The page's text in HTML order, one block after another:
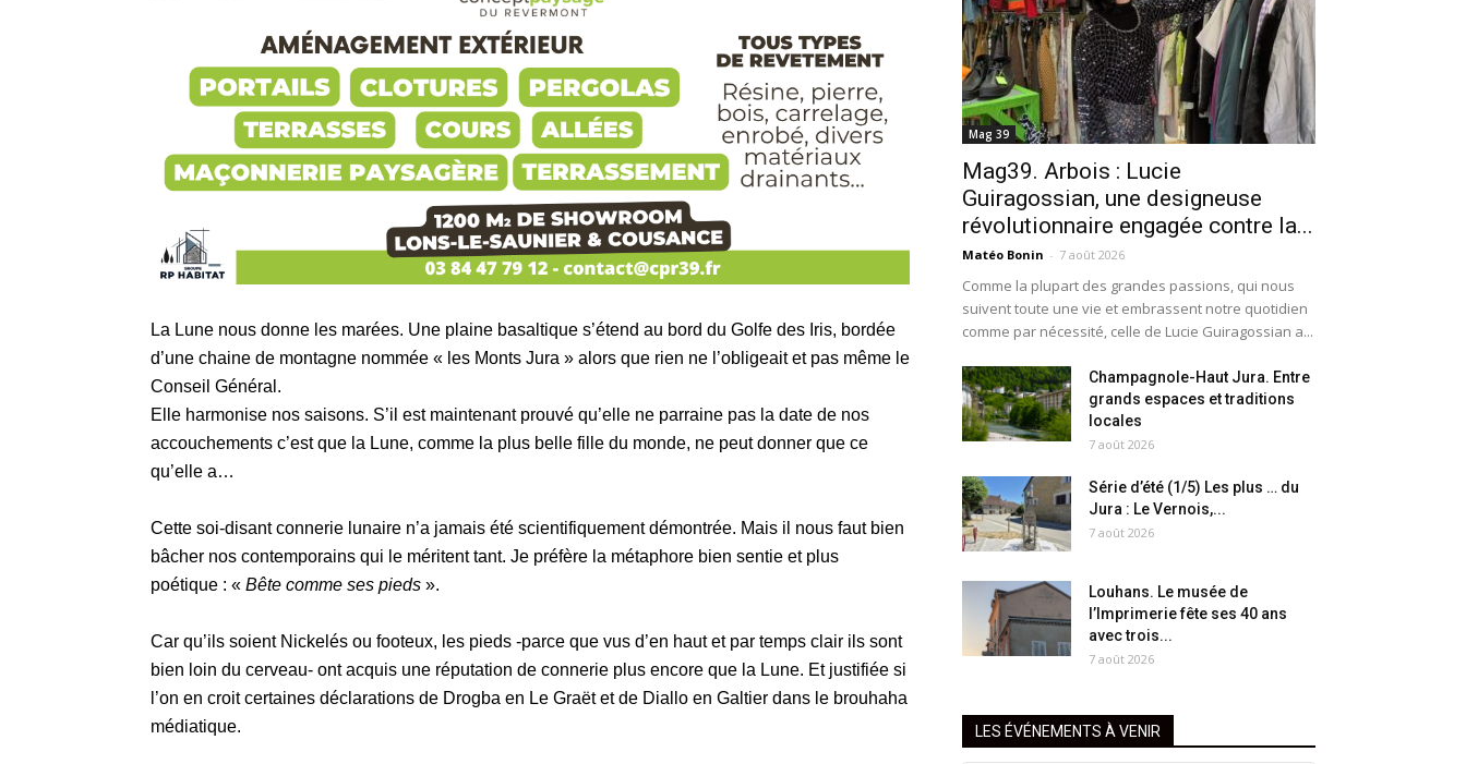
La Lune nous donne les marées. Une plaine basaltique s’étend au bord du Golfe des Iris, bordée
d’une chaine de montagne nommée « les Monts Jura » alors que rien ne l’obligeait et pas même le
Conseil Général.
Elle harmonise nos saisons. S’il est maintenant prouvé qu’elle ne parraine pas la date de nos
accouchements c’est que la Lune, comme la plus belle fille du monde, ne peut donner que ce
qu’elle a…
Cette soi-disant connerie lunaire n’a jamais été scientifiquement démontrée. Mais il nous faut bien
bâcher nos contemporains qui le méritent tant. Je préfère la métaphore bien sentie et plus
poétique : « Bête comme ses pieds ».
Car qu’ils soient Nickelés ou footeux, les pieds -parce que vus d’en haut et par temps clair ils sont
bien loin du cerveau- ont acquis une réputation de connerie plus encore que la Lune. Et justifiée si
l’on en croit certaines déclarations de Drogba en Le Graët et de Diallo en Galtier dans le brouhaha
médiatique.
Mag 39
Mag39. Arbois : Lucie
Guiragossian, une designeuse
révolutionnaire engagée contre la...
Matéo Bonin - 7 août 2026
Comme la plupart des grandes passions, qui nous
suivent toute une vie et embrassent notre quotidien
comme par nécessité, celle de Lucie Guiragossian a...
Champagnole-Haut Jura. Entre
grands espaces et traditions
locales
7 août 2026
Série d’été (1/5) Les plus … du
Jura : Le Vernois,...
7 août 2026
Louhans. Le musée de
l’Imprimerie fête ses 40 ans
avec trois...
7 août 2026
LES ÉVÉNEMENTS À VENIR